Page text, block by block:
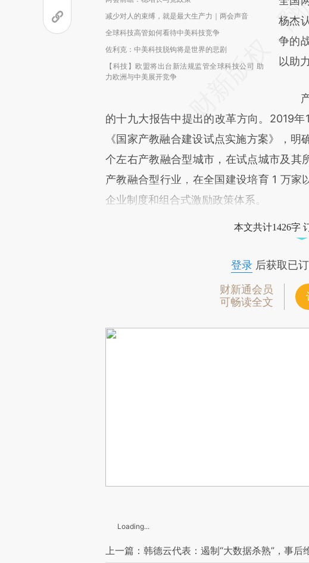
减少对人的束缚，就是最大生产力｜两会声音
全球科技高管如何看待中美科技竞争
佐利克：中美科技脱钩将是世界的悲剧
【科技】欧盟将出台新法规监管全球科技公司 助
力欧洲与中美展开竞争
成，
新观
杨杰
争的
以助
产
的十九大报告中提出的改革方向。2019
《国家产教融合建设试点实施方案》，
个左右产教融合型城市，在试点城市及其
产教融合型行业，在全国建设培育 1 万家
企业制度和组合式激励政策体系。
本文共计1426字
登录后获取已
财新通会员
可畅读全文
Loading...
上一篇：韩德云代表：遏制“大数据杀熟”，事后